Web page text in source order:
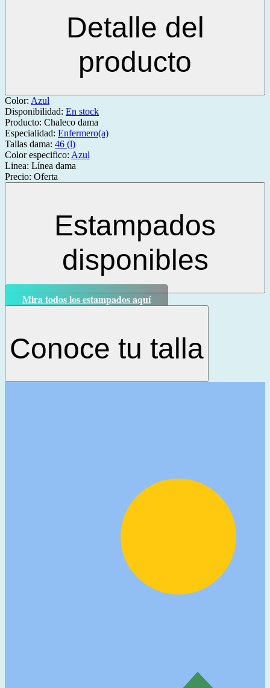
Detalle del
producto
Color: Azul
Disponibilidad: En stock
Producto: Chaleco dama
Especialidad: Enfermero(a)
Tallas dama: 46 (l)
Color especifico: Azul
Linea: Línea dama
Precio: Oferta
Estampados
disponibles
Mira todos los estampados aquí
Conoce tu talla